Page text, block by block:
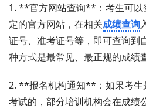
1. **官方网站查询**：考生可以
定的官方网站，在相关成绩查询
证号、准考证号等，即可查询到
种方式是最常见、最正规的成绩
2. **报名机构通知**：如果考生
考试的，部分培训机构会在成绩